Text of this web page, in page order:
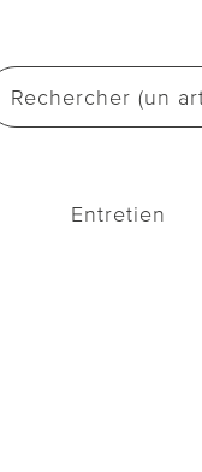
Entretien